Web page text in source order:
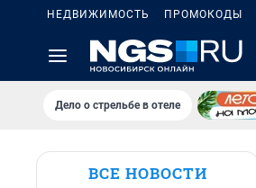
НЕДВИЖИМОСТЬ ПРОМОКОДЫ
Дело о стрельбе в отеле
ВСЕ НОВОСТИ